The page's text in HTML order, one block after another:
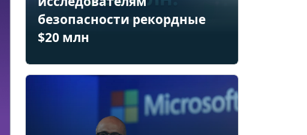
безопасности рекордные
$20 млн